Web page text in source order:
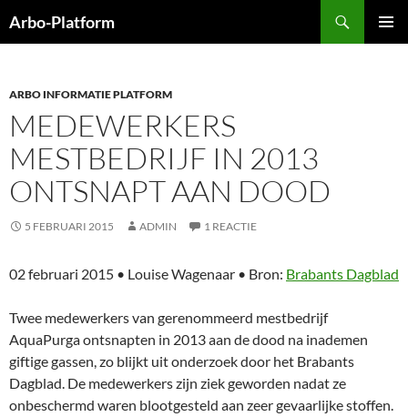
naar
Arbo-Platform
ARBO INFORMATIE PLATFORM
MEDEWERKERS
MESTBEDRIJF IN 2013
ONTSNAPT AAN DOOD
5 FEBRUARI 2015 ADMIN 1 REACTIE
02 februari 2015 • Louise Wagenaar • Bron: Brabants Dagblad
Twee medewerkers van gerenommeerd mestbedrijf
AquaPurga ontsnapten in 2013 aan de dood na inademen
giftige gassen, zo blijkt uit onderzoek door het Brabants
Dagblad. De medewerkers zijn ziek geworden nadat ze
onbeschermd waren blootgesteld aan zeer gevaarlijke stoffen.